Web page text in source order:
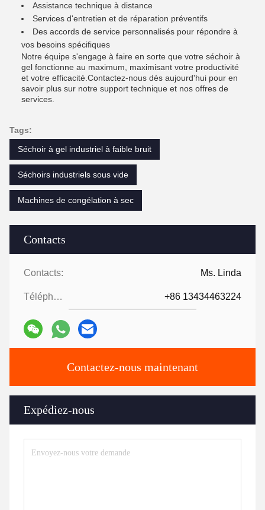
Contacts
Contacts: Ms. Linda
Téléphone: +86 13434463224
Contactez-nous maintenant
Expédiez-nous
Assistance technique à distance
Services d'entretien et de réparation préventifs
Des accords de service personnalisés pour répondre à
vos besoins spécifiques
Notre équipe s'engage à faire en sorte que votre séchoir à
gel fonctionne au maximum, maximisant votre productivité
et votre efficacité.Contactez-nous dès aujourd'hui pour en
savoir plus sur notre support technique et nos offres de
services.
Tags:
Séchoir à gel industriel à faible bruit
Séchoirs industriels sous vide
Machines de congélation à sec